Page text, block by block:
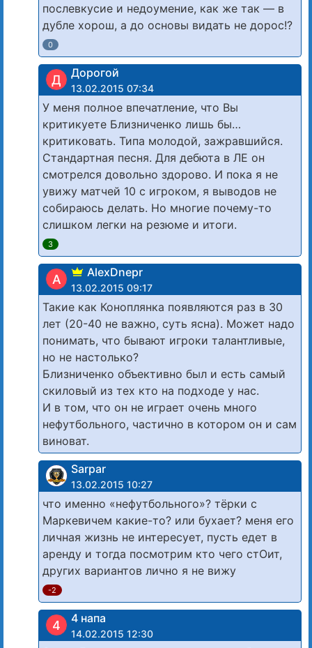
послевкусие и недоумение, как же так — в
дубле хорош, а до основы видать не дорос!?
0
Д Дорогой
13.02.2015 07:34
У меня полное впечатление, что Вы
критикуете Близниченко лишь бы…
критиковать. Типа молодой, зажравшийся.
Стандартная песня. Для дебюта в ЛЕ он
смотрелся довольно здорово. И пока я не
увижу матчей 10 с игроком, я выводов не
собираюсь делать. Но многие почему-то
слишком легки на резюме и итоги.
3
A AlexDnepr
13.02.2015 09:17
Такие как Коноплянка появляются раз в 30
лет (20-40 не важно, суть ясна). Может надо
понимать, что бывают игроки талантливые,
но не настолько?
Близниченко объективно был и есть самый
скиловый из тех кто на подходе у нас.
И в том, что он не играет очень много
нефутбольного, частично в котором он и сам
виноват.
Sarpar
13.02.2015 10:27
что именно «нефутбольного»? тёрки с
Маркевичем какие-то? или бухает? меня его
личная жизнь не интересует, пусть едет в
аренду и тогда посмотрим кто чего стОит,
других вариантов лично я не вижу
-2
4 4 напа
14.02.2015 12:30